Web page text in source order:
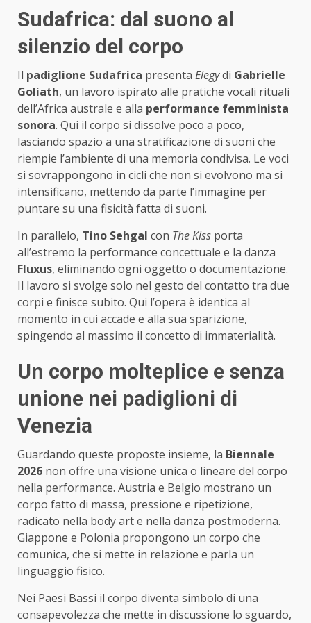
Sudafrica: dal suono al
silenzio del corpo
Il padiglione Sudafrica presenta Elegydi Gabrielle
Goliath, un lavoro ispirato alle pratiche vocali rituali
dell’Africa australe e alla performance femminista
sonora. Qui il corpo si dissolve poco a poco,
lasciando spazio a una stratificazione di suoni che
riempie l’ambiente di una memoria condivisa. Le voci
si sovrappongono in cicli che non si evolvono ma si
intensificano, mettendo da parte l’immagine per
puntare su una fisicità fatta di suoni.
In parallelo, Tino Sehgal con The Kiss porta
all’estremo la performance concettuale e la danza
Fluxus, eliminando ogni oggetto o documentazione.
Il lavoro si svolge solo nel gesto del contatto tra due
corpi e finisce subito. Qui l’opera è identica al
momento in cui accade e alla sua sparizione,
spingendo al massimo il concetto di immaterialità.
Un corpo molteplice e senza
unione nei padiglioni di
Venezia
Guardando queste proposte insieme, la Biennale
2026 non offre una visione unica o lineare del corpo
nella performance. Austria e Belgio mostrano un
corpo fatto di massa, pressione e ripetizione,
radicato nella body art e nella danza postmoderna.
Giappone e Polonia propongono un corpo che
comunica, che si mette in relazione e parla un
linguaggio fisico.
Nei Paesi Bassi il corpo diventa simbolo di una
consapevolezza che mette in discussione lo sguardo,